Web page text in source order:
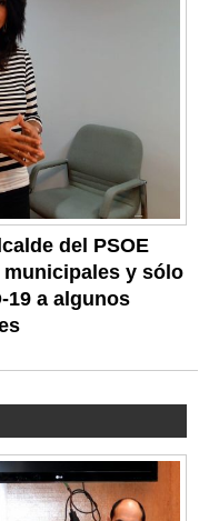
del PSOE
y sólo
19 a algunos